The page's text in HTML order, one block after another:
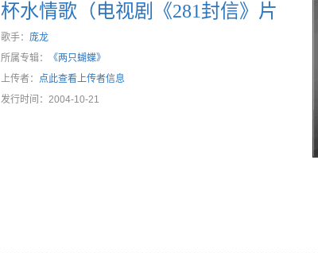
杯水情歌（电视剧《281封信》片
尾主题曲） 歌曲试听
歌手： 庞龙
所属专辑：
《两只蝴蝶》
上传者： 点此查看上传者信息
发行时间：2004-10-21